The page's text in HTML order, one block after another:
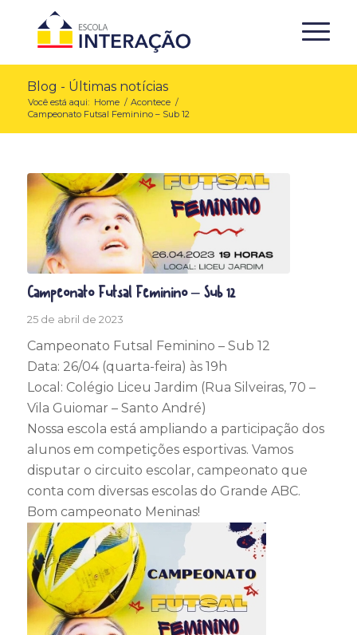
Blog - Últimas notícias
Você está aqui: Home / Acontece /
Campeonato Futsal Feminino – Sub 12
Campeonato Futsal Feminino – Sub 12
25 de abril de 2023
Campeonato Futsal Feminino – Sub 12
Data: 26/04 (quarta-feira) às 19h
Local: Colégio Liceu Jardim (Rua Silveiras, 70 –
Vila Guiomar – Santo André)
Nossa escola está ampliando a participação dos
alunos em competições esportivas. Vamos
disputar o circuito escolar, campeonato que
conta com diversas escolas do Grande ABC.
Bom campeonato Meninas!